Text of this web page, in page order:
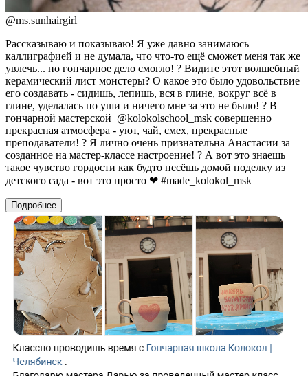
@ms.sunhairgirl
Рассказываю и показываю! Я уже давно занимаюсь
каллиграфией и не думала, что что-то ещё сможет меня так же
увлечь... но гончарное дело смогло! ? Видите этот волшебный
керамический лист монстеры? О какое это было удовольствие
его создавать - сидишь, лепишь, вся в глине, вокруг всё в
глине, уделалась по уши и ничего мне за это не было! ? В
гончарной мастерской @kolokolschool_msk совершенно
прекрасная атмосфера - уют, чай, смех, прекрасные
преподаватели! ? Я лично очень признательна Анастасии за
созданное на мастер-классе настроение! ? А вот это знаешь
такое чувство гордости как будто несёшь домой поделку из
детского сада - вот это просто ❤ #made_kolokol_msk
Подробнее